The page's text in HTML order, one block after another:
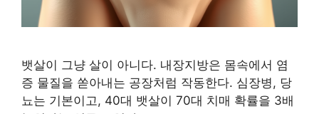
뱃살이 그냥 살이 아니다. 내장지방은 몸속에서 염
증 물질을 쏟아내는 공장처럼 작동한다. 심장병, 당
뇨는 기본이고, 40대 뱃살이 70대 치매 확률을 3배